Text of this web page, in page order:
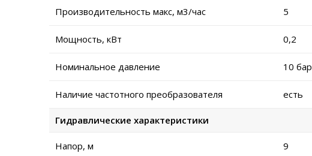
Производительность макс, м3/час 5
Мощность, кВт 0,2
Номинальное давление 10 бар
Наличие частотного преобразователя есть
Гидравлические характеристики
Напор, м 9